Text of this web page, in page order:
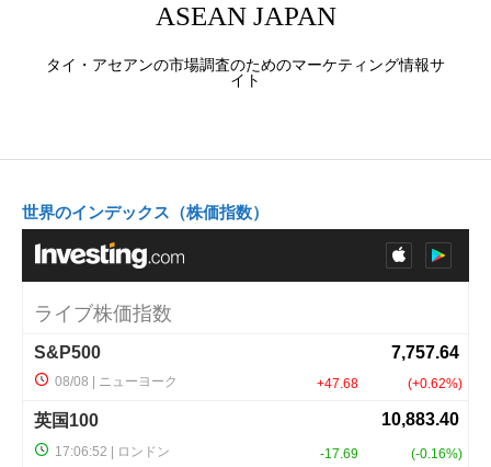
ASEAN JAPAN
タイ・アセアンの市場調査のためのマーケティング情報サ
イト
世界のインデックス（株価指数）